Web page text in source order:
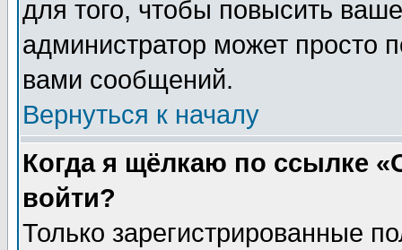
для того, чтобы повысить
администратор может просто
вами сообщений.
Вернуться к началу
Когда я щёлкаю по ссылке
войти?
Только зарегистрированные